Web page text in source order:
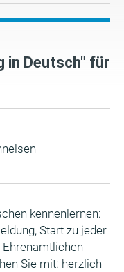
in Deutsch" für
kennenlernen:
Start zu jeder
Sie mit: herzlich